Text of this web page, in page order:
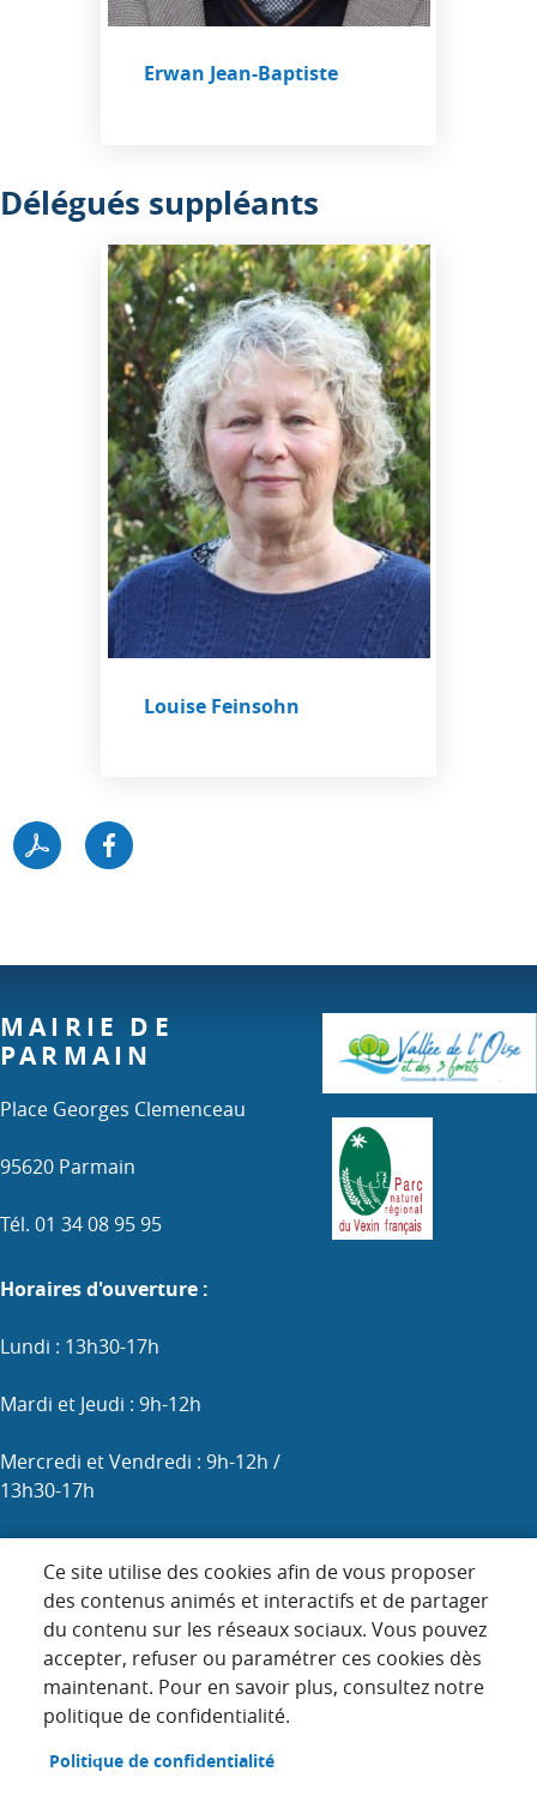
Erwan Jean-Baptiste
Délégués suppléants
Louise Feinsohn
Ce site utilise des cookies afin de vous proposer
des contenus animés et interactifs et de partager
du contenu sur les réseaux sociaux. Vous pouvez
accepter, refuser ou paramétrer ces cookies dès
maintenant. Pour en savoir plus, consultez notre
politique de confidentialité.
Politique de confidentialité
MAIRIE DE
PARMAIN
Place Georges Clemenceau
95620 Parmain
Tél. 01 34 08 95 95
Horaires d'ouverture :
Lundi : 13h30-17h
Mardi et Jeudi : 9h-12h
Mercredi et Vendredi : 9h-12h /
13h30-17h
Samedi : 9h-12h (les 1er, 3e et 5e)
Menu
Pied
page
ACCUEIL
PLAN DU SITE
CONTACT